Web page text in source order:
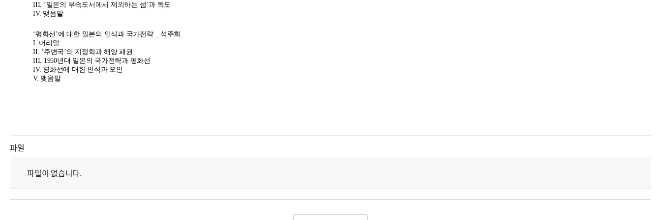
III. ‘일본의 부속도서에서 제외하는 섬’과 독도
IV. 맺음말
‘평화선’에 대한 일본의 인식과 국가전략 _ 석주희
I. 머리말
II. ‘주변국’의 지정학과 해양 패권
III. 1950년대 일본의 국가전략과 평화선
IV. 평화선에 대한 인식과 오인
V. 맺음말
파일
파일이 없습니다.